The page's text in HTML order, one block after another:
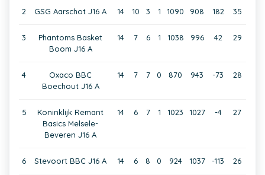
2 GSG Aarschot J16 A 14 10 3 1 1090 908 182 35
3
Phantoms Basket
Boom J16 A
14 7 6 1 1038 996 42 29
4
Oxaco BBC
Boechout J16 A
14 7 7 0 870 943 -73 28
5
Koninklijk Remant
Basics Melsele-
Beveren J16 A
14 6 7 1 1023 1027 -4 27
6 Stevoort BBC J16 A 14 6 8 0 924 1037 -113 26